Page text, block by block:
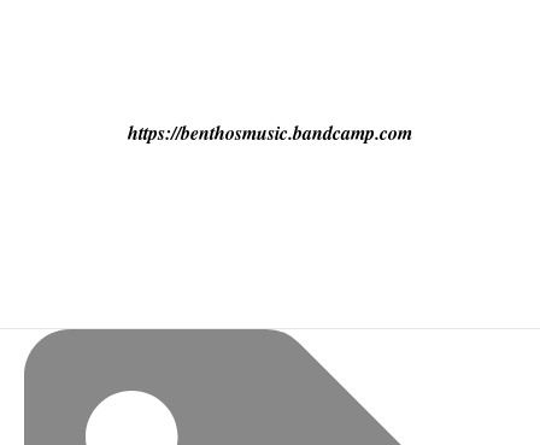
https://benthosmusic.bandcamp.com